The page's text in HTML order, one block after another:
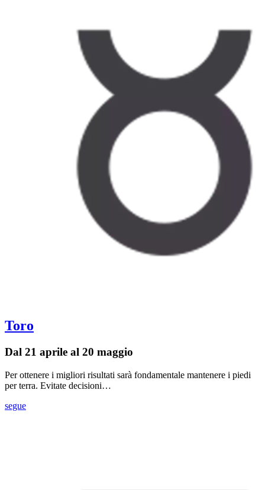
Toro
Dal 21 aprile al 20 maggio
Per ottenere i migliori risultati sarà fondamentale mantenere i piedi
per terra. Evitate decisioni…
segue